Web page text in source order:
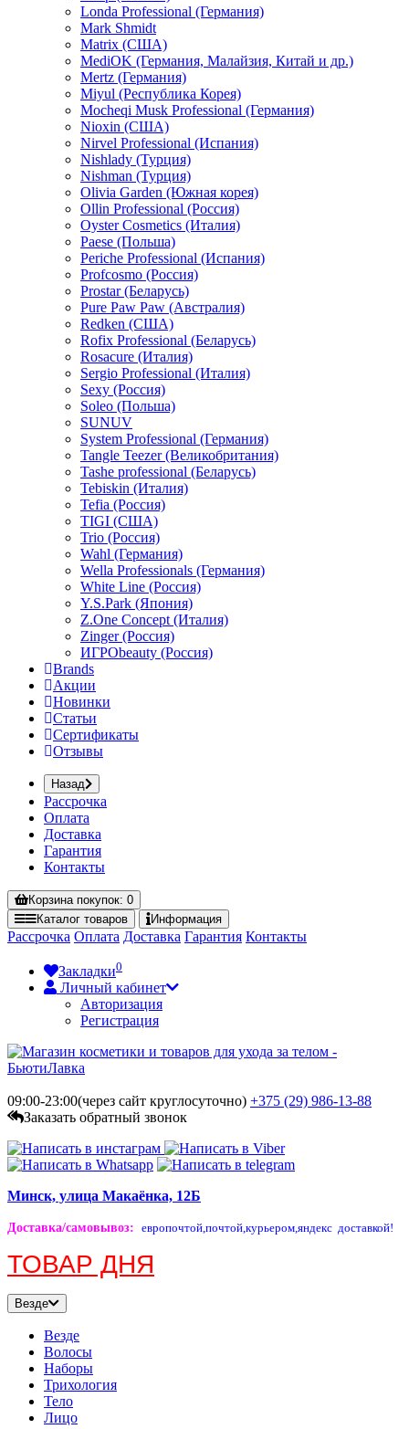
Londa Professional (Германия)
Mark Shmidt
Matrix (США)
MediOK (Германия, Малайзия, Китай и др.)
Mertz (Германия)
Miyul (Республика Корея)
Mocheqi Musk Professional (Германия)
Nioxin (США)
Nirvel Professional (Испания)
Nishlady (Турция)
Nishman (Турция)
Olivia Garden (Южная корея)
Ollin Professional (Россия)
Oyster Cosmetics (Италия)
Paese (Польша)
Periche Professional (Испания)
Profcosmo (Россия)
Prostar (Беларусь)
Pure Paw Paw (Австралия)
Redken (США)
Rofix Professional (Беларусь)
Rosacure (Италия)
Sergio Professional (Италия)
Sexy (Россия)
Soleo (Польша)
SUNUV
System Professional (Германия)
Tangle Teezer (Великобритания)
Tashe professional (Беларусь)
Tebiskin (Италия)
Tefia (Россия)
TIGI (США)
Trio (Россия)
Wahl (Германия)
Wella Professionals (Германия)
White Line (Россия)
Y.S.Park (Япония)
Z.One Concept (Италия)
Zinger (Россия)
ИГРОbeauty (Россия)
Brands
Акции
Новинки
Статьи
Сертификаты
Отзывы
Назад
Рассрочка
Оплата
Доставка
Гарантия
Контакты
Корзинапокупок: 0
Каталог товаров Информация
Рассрочка Оплата Доставка Гарантия Контакты
Закладки0
Личный кабинет
Авторизация
Регистрация
09:00-23:00(через сайт круглосуточно) +375 (29) 986-13-88
Заказать обратный звонок
Минск, улица Макаёнка, 12Б
Доставка/самовывоз: европочтой,почтой,курьером,яндекс доставкой!
ТОВАР ДНЯ
Везде
Везде
Волосы
Наборы
Трихология
Тело
Лицо